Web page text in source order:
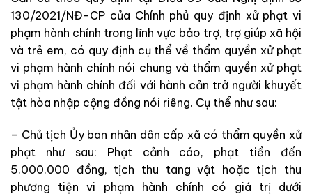
130/2021/NĐ-CP của Chính phủ quy định xử phạt vi
phạm hành chính trong lĩnh vực bảo trợ, trợ giúp xã hội
và trẻ em, có quy định cụ thể về thẩm quyền xử phạt
vi phạm hành chính nói chung và thẩm quyền xử phạt
vi phạm hành chính đối với hành cản trở người khuyết
tật hòa nhập cộng đồng nói riêng. Cụ thể như sau:
– Chủ tịch Ủy ban nhân dân cấp xã có thẩm quyền xử
phạt như sau: Phạt cảnh cáo, phạt tiền đến
5.000.000 đồng, tịch thu tang vật hoặc tịch thu
phương tiện vi phạm hành chính có giá trị dưới